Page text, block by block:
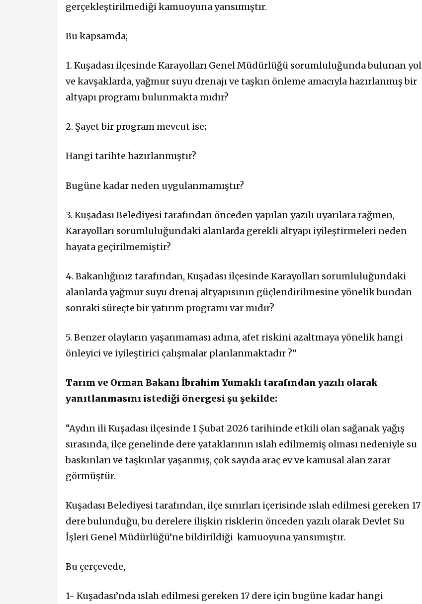
gerçekleştirilmediği kamuoyuna yansımıştır.
Bu kapsamda;
1. Kuşadası ilçesinde Karayolları Genel Müdürlüğü sorumluluğunda bulunan yol
ve kavşaklarda, yağmur suyu drenajı ve taşkın önleme amacıyla hazırlanmış bir
altyapı programı bulunmakta mıdır?
2. Şayet bir program mevcut ise;
Hangi tarihte hazırlanmıştır?
Bugüne kadar neden uygulanmamıştır?
3. Kuşadası Belediyesi tarafından önceden yapılan yazılı uyarılara rağmen,
Karayolları sorumluluğundaki alanlarda gerekli altyapı iyileştirmeleri neden
hayata geçirilmemiştir?
4. Bakanlığınız tarafından, Kuşadası ilçesinde Karayolları sorumluluğundaki
alanlarda yağmur suyu drenaj altyapısının güçlendirilmesine yönelik bundan
sonraki süreçte bir yatırım programı var mıdır?
5. Benzer olayların yaşanmaması adına, afet riskini azaltmaya yönelik hangi
önleyici ve iyileştirici çalışmalar planlanmaktadır ?”
Tarım ve Orman Bakanı İbrahim Yumaklı tarafından yazılı olarak
yanıtlanmasını istediği önergesi şu şekilde:
“Aydın ili Kuşadası ilçesinde 1 Şubat 2026 tarihinde etkili olan sağanak yağış
sırasında, ilçe genelinde dere yataklarının ıslah edilmemiş olması nedeniyle su
baskınları ve taşkınlar yaşanmış, çok sayıda araç ev ve kamusal alan zarar
görmüştür.
Kuşadası Belediyesi tarafından, ilçe sınırları içerisinde ıslah edilmesi gereken 17
dere bulunduğu, bu derelere ilişkin risklerin önceden yazılı olarak Devlet Su
İşleri Genel Müdürlüğü’ne bildirildiği kamuoyuna yansımıştır.
Bu çerçevede,
1- Kuşadası’nda ıslah edilmesi gereken 17 dere için bugüne kadar hangi